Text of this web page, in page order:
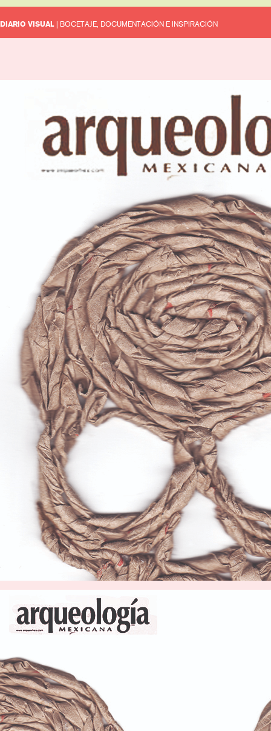
DIARIO VISUAL | BOCETAJE, DOCUMENTACIÓN E INSPIRACIÓN